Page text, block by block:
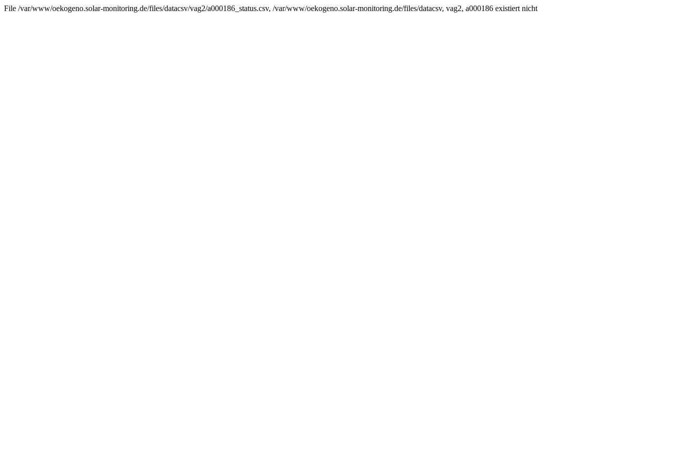
File /var/www/oekogeno.solar-monitoring.de/files/datacsv/vag2/a000186_status.csv, /var/www/oekogeno.solar-monitoring.de/files/datacsv, vag2, a000186 existiert nicht